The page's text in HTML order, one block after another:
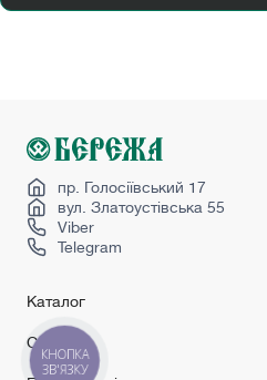
Міжкімнатні двері венге
Сірі двері міжкімнатні
Secret doorsпр. Голосіївський 17
вул. Златоустівська 55
Viber
Telegram
Каталог
Сервіс
КНОПКА
ЗВ'ЯЗКУ